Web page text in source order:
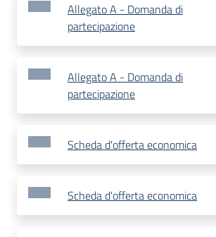
Allegato A - Domanda di
partecipazione
Allegato A - Domanda di
partecipazione
Scheda d'offerta economica
Scheda d'offerta economica